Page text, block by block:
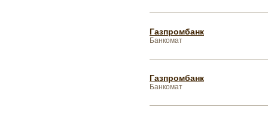
Газпромбанк
Банкомат
Газпромбанк
Банкомат